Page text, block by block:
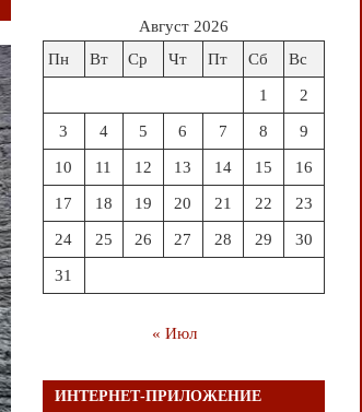
Август 2026
Пн
Вт Ср Чт Пт Сб Вс
1 2
3 4 5 6 7 8 9
10 11 12 13 14 15 16
17 18 19 20 21 22 23
24 25 26 27 28 29 30
31
« Июл
ИНТЕРНЕТ-ПРИЛОЖЕНИЕ